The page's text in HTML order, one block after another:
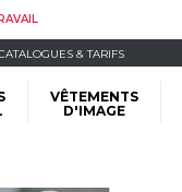
& TARIFS
VÊTEMENTS
D'IMAGE